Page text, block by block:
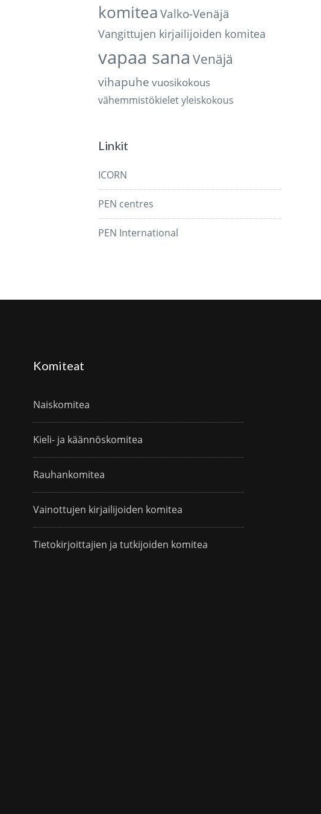
komitea Valko-Venäjä
Vangittujen kirjailijoiden komitea
vapaa sana Venäjä
vihapuhe vuosikokous
vähemmistökieletyleiskokous
Linkit
ICORN
PEN centres
PEN International
Komiteat
Naiskomitea
Kieli- ja käännöskomitea
Rauhankomitea
Vainottujen kirjailijoiden komitea
Tietokirjoittajien ja tutkijoiden komitea